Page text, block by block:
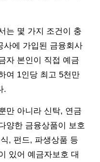
는 몇 가지 조건이 충
사에 가입된 금융회사
자 본인이 직접 예금
여 1인당 최고 5천만
.
만 아니라 신탁, 연금
양한 금융상품이 보호
, 펀드, 파생상품 등
있어 예금자보호 대